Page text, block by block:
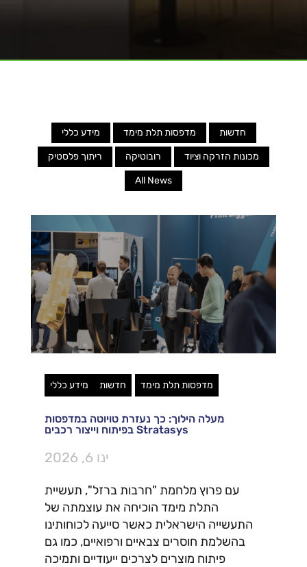
חדשות מדפסות תלת מימד מידע כללי
מכונות הזרקה וציוד רובוטיקה ריתוך פלסטיק
All News
מדפסות תלת מימד חדשות מידע כללי
מעלה הילוך: כך נעזרת טויוטה במדפסות
Stratasys בפיתוח וייצור רכבים
ינו 6, 2026
עם פרוץ מלחמת "חרבות ברזל", תעשיית
התלת מימד הוכיחה את עוצמתה של
התעשייה הישראלית כאשר סייעה לכוחותינו
בהשלמת חוסרים צבאיים ורפואיים, כמו גם
פיתוח מוצרים לצרכים ייעודיים ותמיכה